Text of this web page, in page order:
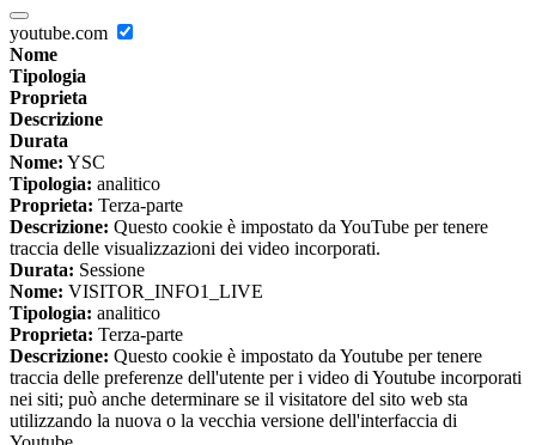
youtube.com
Nome
Tipologia
Proprieta
Descrizione
Durata
Nome: YSC
Tipologia: analitico
Proprieta: Terza-parte
Descrizione: Questo cookie è impostato da YouTube per tenere
traccia delle visualizzazioni dei video incorporati.
Durata: Sessione
Nome: VISITOR_INFO1_LIVE
Tipologia: analitico
Proprieta: Terza-parte
Descrizione: Questo cookie è impostato da Youtube per tenere
traccia delle preferenze dell'utente per i video di Youtube incorporati
nei siti; può anche determinare se il visitatore del sito web sta
utilizzando la nuova o la vecchia versione dell'interfaccia di